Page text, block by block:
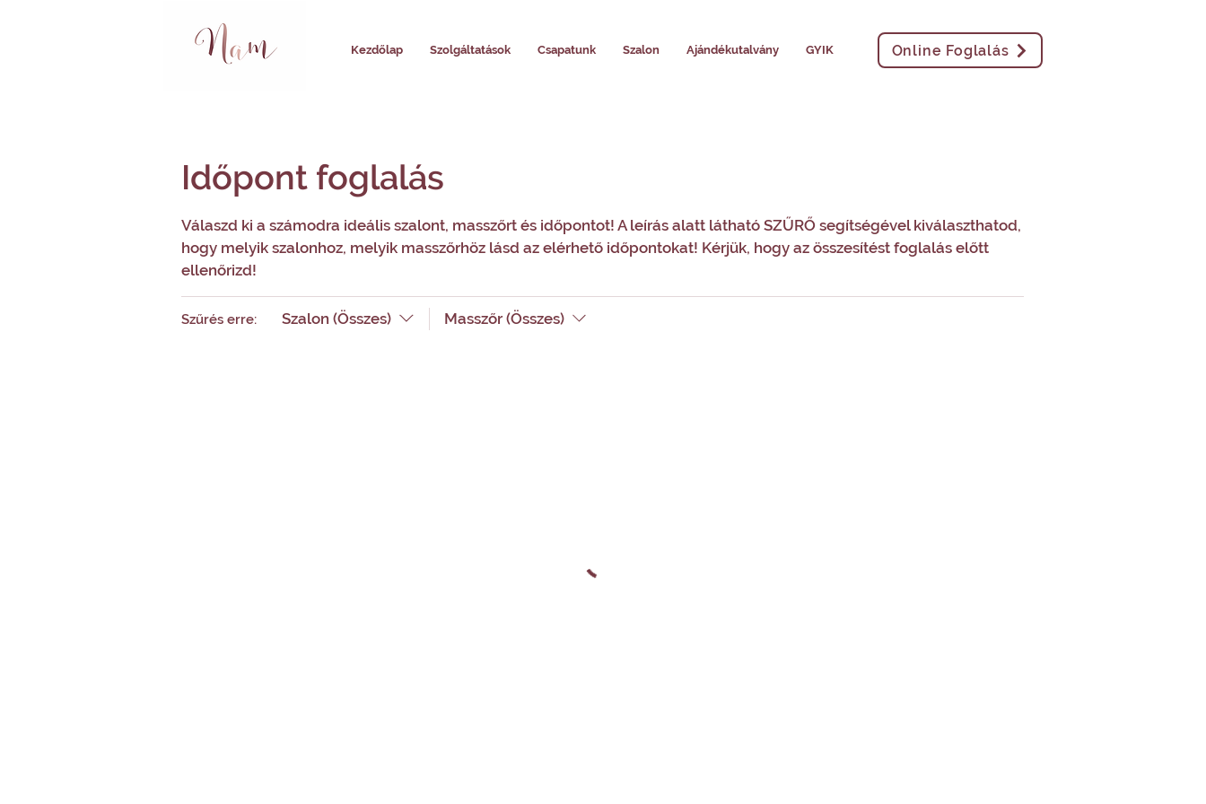
Kezdőlap Szolgáltatások Csapatunk Szalon Ajándékutalvány GYIK Online Foglalás
Időpont foglalás
Válaszd ki a számodra ideális szalont, masszőrt és időpontot! A leírás alatt látható SZŰRŐ segítségével kiválaszthatod,
hogy melyik szalonhoz, melyik masszőrhöz lásd az elérhető időpontokat! Kérjük, hogy az összesítést foglalás előtt
ellenőrizd!
Szűrés erre: Szalon (Összes) Masszőr (Összes)